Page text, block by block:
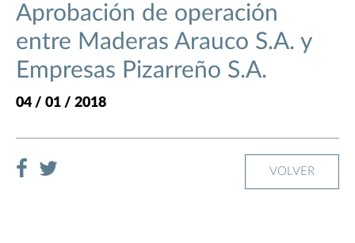
Aprobación de operación
entre Maderas Arauco S.A. y
Empresas Pizarreño S.A.
04 / 01 / 2018
VOLVER